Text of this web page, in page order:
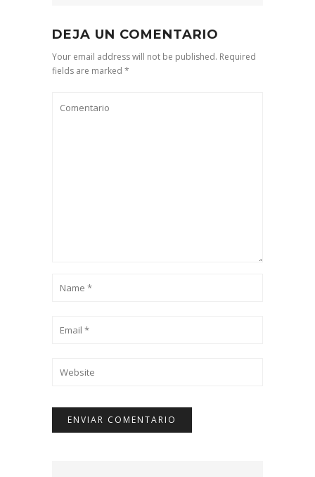
DEJA UN COMENTARIO
Your email address will not be published. Required
fields are marked *